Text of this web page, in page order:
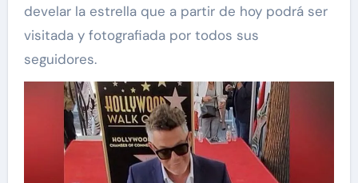
develar la estrella que a partir de hoy podrá ser
visitada y fotografiada por todos sus
seguidores.